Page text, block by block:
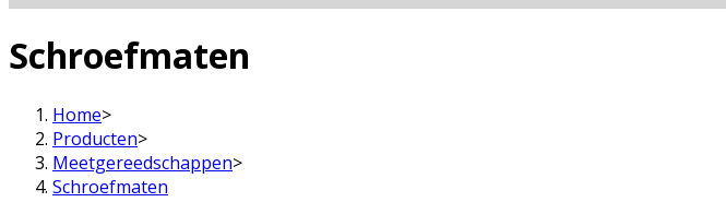
zoeken
Schroefmaten
Home>
Producten>
Meetgereedschappen>
Schroefmaten